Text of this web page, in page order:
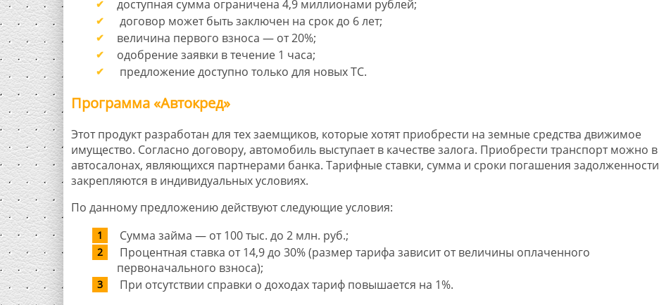
доступная сумма ограничена 4,9 миллионами рублей;
договор может быть заключен на срок до 6 лет;
величина первого взноса — от 20%;
одобрение заявки в течение 1 часа;
предложение доступно только для новых ТС.
Программа «Автокред»
Этот продукт разработан для тех заемщиков, которые хотят приобрести на земные средства движимое
имущество. Согласно договору, автомобиль выступает в качестве залога. Приобрести транспорт можно в
автосалонах, являющихся партнерами банка. Тарифные ставки, сумма и сроки погашения задолженности
закрепляются в индивидуальных условиях.
По данному предложению действуют следующие условия:
Сумма займа — от 100 тыс. до 2 млн. руб.;
Процентная ставка от 14,9 до 30% (размер тарифа зависит от величины оплаченного
первоначального взноса);
При отсутствии справки о доходах тариф повышается на 1%.